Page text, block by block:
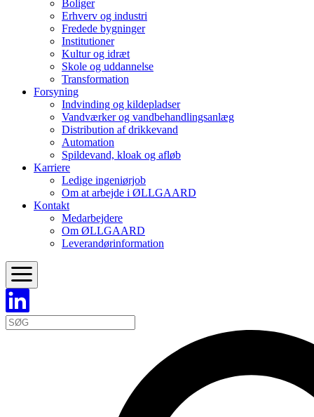
Boliger
Erhverv og industri
Fredede bygninger
Institutioner
Kultur og idræt
Skole og uddannelse
Transformation
Forsyning
Indvinding og kildepladser
Vandværker og vandbehandlingsanlæg
Distribution af drikkevand
Automation
Spildevand, kloak og afløb
Karriere
Ledige ingeniørjob
Om at arbejde i ØLLGAARD
Kontakt
Medarbejdere
Om ØLLGAARD
Leverandørinformation